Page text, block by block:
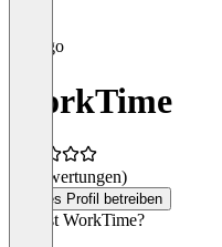
WorkTime
(0 Bewertungen)
Dieses Profil betreiben
Was ist WorkTime?